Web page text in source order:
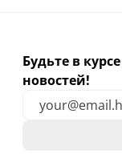
Будьте в курсе
новостей!